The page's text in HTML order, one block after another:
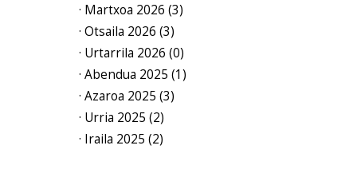
· Martxoa 2026 (3)
· Otsaila 2026 (3)
· Urtarrila 2026 (0)
· Abendua 2025 (1)
· Azaroa 2025 (3)
· Urria 2025 (2)
· Iraila 2025 (2)